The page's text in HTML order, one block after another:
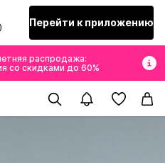
Перейти к приложению
распродажа:
со скидками до 60%